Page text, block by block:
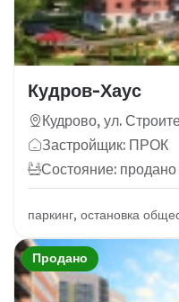
Кудров-Хаус
Кудрово, ул.
Застройщик: ПРОК
Состояние: продано
паркинг, остановка
Продано